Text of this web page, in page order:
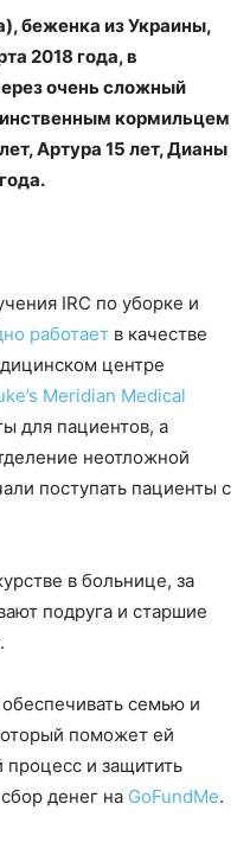
беженка из Украины,
2018 года, в
очень сложный
кормильцем
Артура 15 лет, Дианы
IRC по уборке и
работает в качестве
центре
Meridian Medical
для пациентов, а
неотложной
поступать пациенты с
в больнице, за
подруга и старшие
семью и
поможет ей
процесс и защитить
денег на GoFundMe.